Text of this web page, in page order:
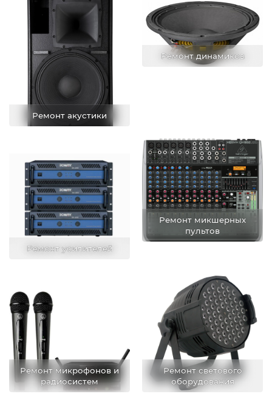
Ремонт акустики
Ремонт динамиков
Ремонт усилителей
Ремонт микшерных
пультов
Ремонт микрофонов и
радиосистем
Ремонт светового
оборудования